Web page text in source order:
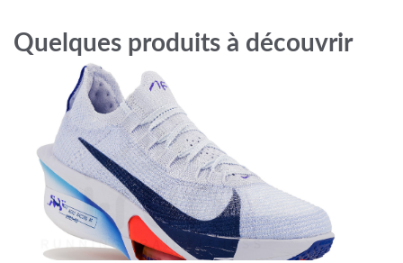
Quelques produits à découvrir